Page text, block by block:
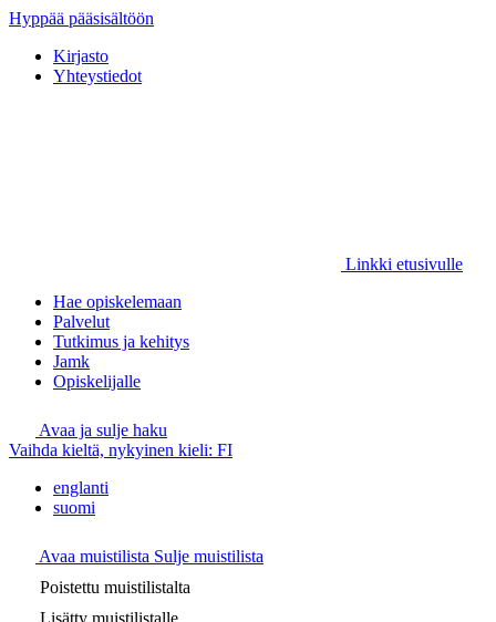
Hyppää pääsisältöön
Kirjasto
Yhteystiedot
Linkki etusivulle
Hae opiskelemaan
Palvelut
Tutkimus ja kehitys
Jamk
Opiskelijalle
Avaa ja sulje haku
Vaihda kieltä, nykyinen kieli: FI
englanti
suomi
Avaa muistilista Sulje muistilista
Poistettu muistilistalta
Lisätty muistilistalle